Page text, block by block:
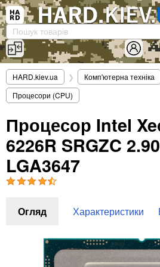
Вхід|Реєстрація×
(097)-938-03-73 Telegram
HARD.KIEV.UA
Послуги
Повернення / Обмін
Комп'ютери
Моноблоки
Персональні комп'ютери
Процесори (CPU)
Оперативна пам'ять
HARD.kiev.ua ❯ Комп'ютерна техніка
Процесори (CPU)
Процесор Intel
6226R SRGZC
LGA3647
Огляд Характеристики